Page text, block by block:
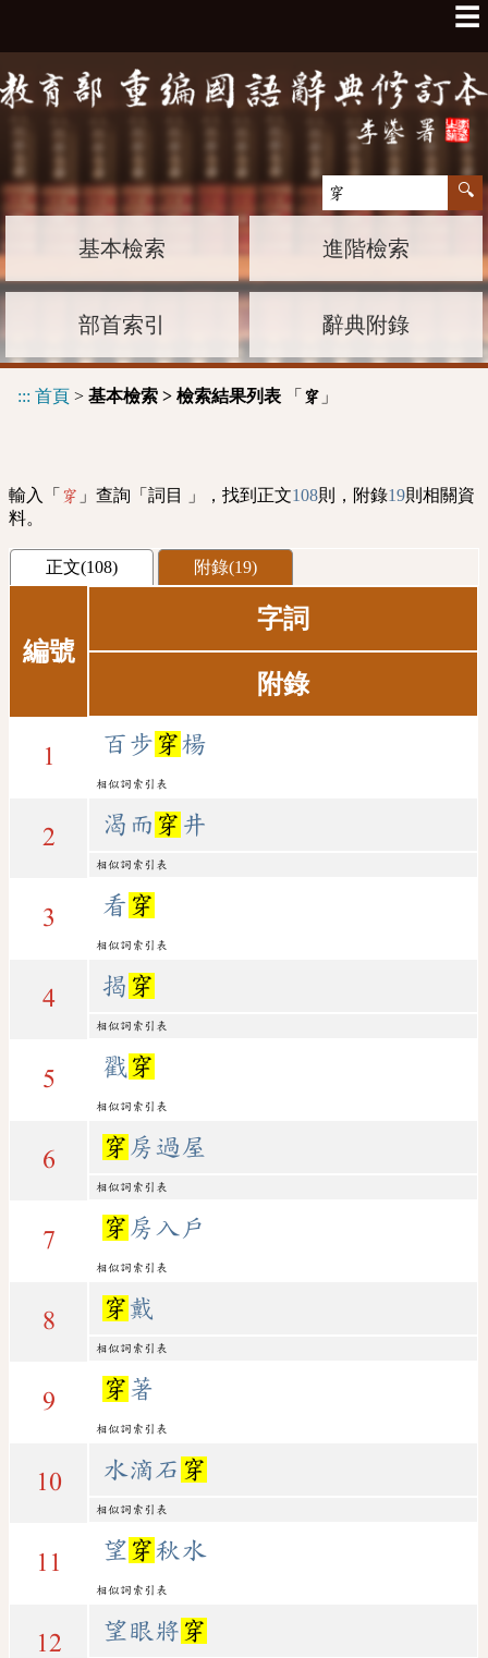
☰
基本檢索 進階檢索
部首索引 辭典附錄
::: 首頁 > 基本檢索 > 檢索結果列表 「 穿 」
輸入「 穿 」查詢「詞目 」，找到正文108則，附錄19則相關資
料。
正文(108) 附錄(19)
編號
字詞
附錄
1 百步 穿楊
相似詞索引表
2 渴而 穿 井
相似詞索引表
3 看 穿
相似詞索引表
4 揭 穿
相似詞索引表
5 戳 穿
相似詞索引表
6 穿 房過屋
相似詞索引表
7 穿 房入戶
相似詞索引表
8 穿 戴
相似詞索引表
9 穿 著
相似詞索引表
10 水滴石 穿
相似詞索引表
11 望 穿秋水
相似詞索引表
12 望眼將 穿